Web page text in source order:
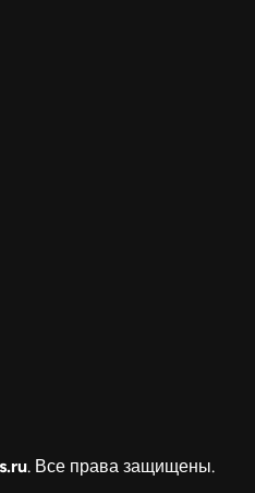
. Все права защищены.